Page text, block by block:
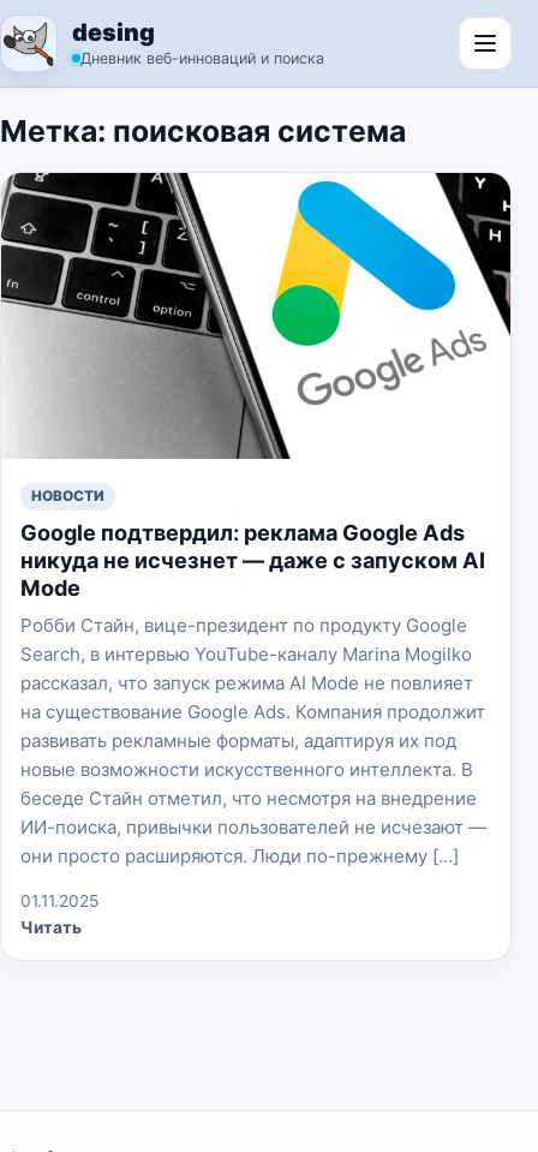
Перейти к содержимому
desing
Дневник веб-инноваций и поиска
Метка: поисковая система
НОВОСТИ
Google подтвердил: реклама Google Ads
никуда не исчезнет — даже с запуском AI
Mode
Робби Стайн, вице-президент по продукту Google
Search, в интервью YouTube-каналу Marina Mogilko
рассказал, что запуск режима AI Mode не повлияет
на существование Google Ads. Компания продолжит
развивать рекламные форматы, адаптируя их под
новые возможности искусственного интеллекта. В
беседе Стайн отметил, что несмотря на внедрение
ИИ-поиска, привычки пользователей не исчезают —
они просто расширяются. Люди по-прежнему […]
01.11.2025
Читать